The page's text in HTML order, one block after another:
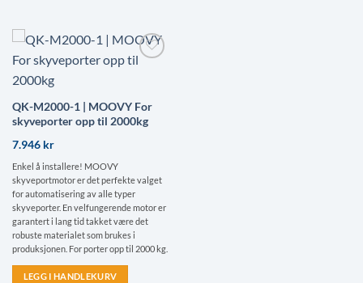
Lägg till i
QK-M2000-1 | MOOVY For
skyveporter opp til 2000kg
7.946 kr
Enkel å installere! MOOVY
skyveportmotor er det perfekte valget
for automatisering av alle typer
skyveporter. En velfungerende motor er
garantert i lang tid takket være det
robuste materialet som brukes i
produksjonen. For porter opp til 2000 kg.
LEGG I HANDLEKURV